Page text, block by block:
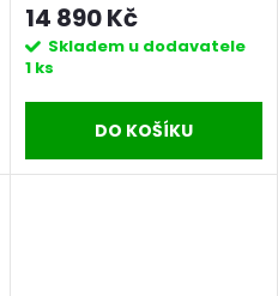
14 890 Kč
Skladem u dodavatele
1 ks
DO KOŠÍKU